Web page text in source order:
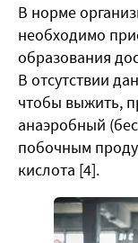
В норме
необходимо
образования
В отсутствии
чтобы выжить,
анаэробный
побочным
кислота [4].